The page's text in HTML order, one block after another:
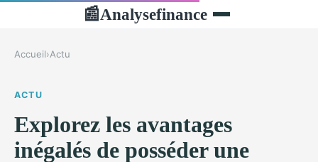
📰Analysefinance
Accueil›Actu
ACTU
Explorez les avantages
inégalés de posséder une